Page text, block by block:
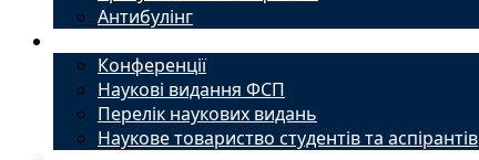
Антибулінг
Конференції
Наукові видання ФСП
Перелік наукових видань
Наукове товариство студентів та аспірантів